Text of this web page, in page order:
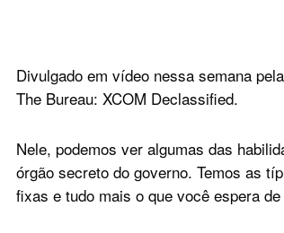
Divulgado em vídeo nessa semana
The Bureau: XCOM Declassified.
Nele, podemos ver algumas das
órgão secreto do governo. Temos as
fixas e tudo mais o que você espera